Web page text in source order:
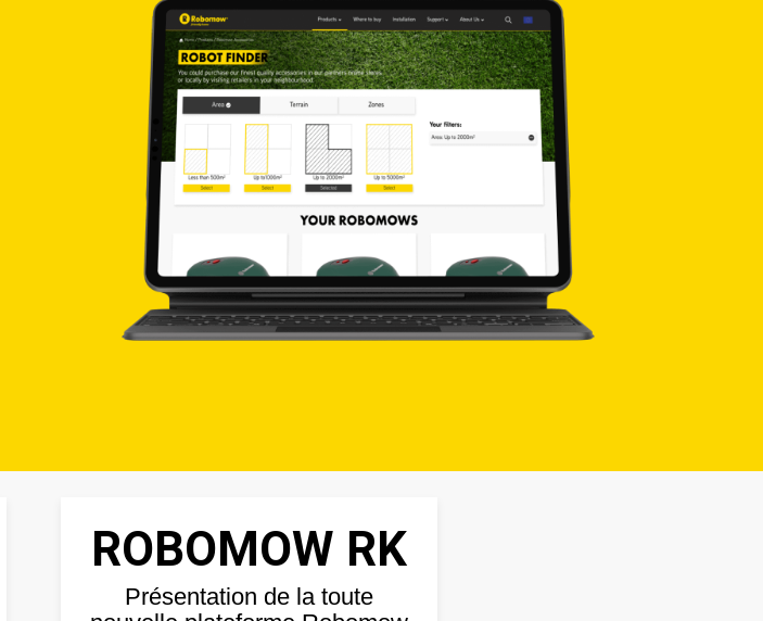
ROBOMOW RK
Présentation de la toute